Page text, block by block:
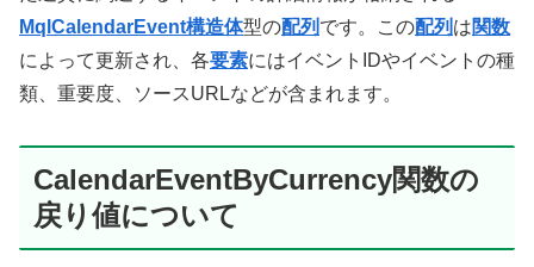
MqlCalendarEvent構造体型の配列 です。この配列 は関数
によって更新され、各要素にはイベントIDやイベントの種
類、重要度、ソースURLなどが含まれます。
CalendarEventByCurrency関数の
戻り値について